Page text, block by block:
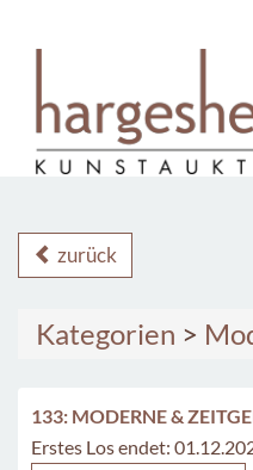
zurück
Kategorien >
133: MODERNE &
Erstes Los endet: